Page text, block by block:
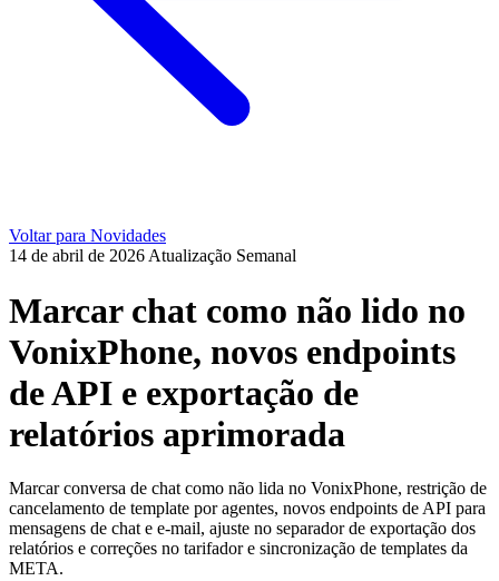
Voltar para Novidades
14 de abril de 2026 Atualização Semanal
Marcar chat como não lido no
VonixPhone, novos endpoints
de API e exportação de
relatórios aprimorada
Marcar conversa de chat como não lida no VonixPhone, restrição de
cancelamento de template por agentes, novos endpoints de API para
mensagens de chat e e-mail, ajuste no separador de exportação dos
relatórios e correções no tarifador e sincronização de templates da
META.